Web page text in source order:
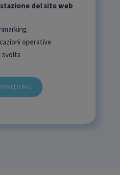
del sito web
operative
svolta
DI PIÙ